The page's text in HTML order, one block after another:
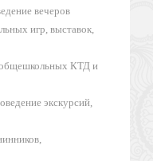
вечеров
игр, выставок,
общешкольных КТД и
экскурсий,